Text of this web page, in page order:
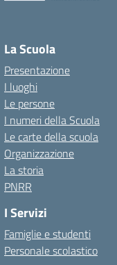
La Scuola
Presentazione
I luoghi
Le persone
I numeri della Scuola
Le carte della scuola
Organizzazione
La storia
PNRR
I Servizi
Famiglie e studenti
Personale scolastico